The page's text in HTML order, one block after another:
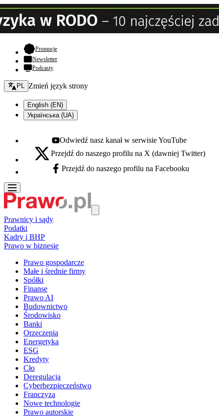
Promocje- otwiera się w nowej karcie
Newsletter
Podcasty
Zmień język - bieżący:
PL Zmień język strony
English (EN)
Українська (UA)
Youtube - otwiera się w nowej karcie
Odwiedź nasz kanał w serwisie YouTube
X - otwiera się w nowej karcie
Przejdź do naszego profilu na X (dawniej Twitter)
Facebook - otwiera się w nowej karcie
Przejdź do naszego profilu na Facebooku
Prawnicy i sądy
Podatki
Kadry i BHP
Prawo w biznesie
Prawo gospodarcze
Małe i średnie firmy
Spółki
Finanse
Prawo AI
Budownictwo
Środowisko
Banki
Orzeczenia
Energetyka
ESG
Kredyty
Cło
Deregulacja
Cyberbezpieczeństwo
Franczyza
Nowe technologie
Prawo autorskie